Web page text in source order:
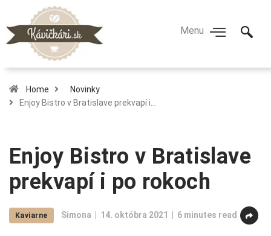
Home
Novinky
Enjoy Bistro v Bratislave prekvapí i…
Enjoy Bistro v Bratislave
prekvapí i po rokoch
Kaviarne Simona 14. októbra 2021 6 minutes read